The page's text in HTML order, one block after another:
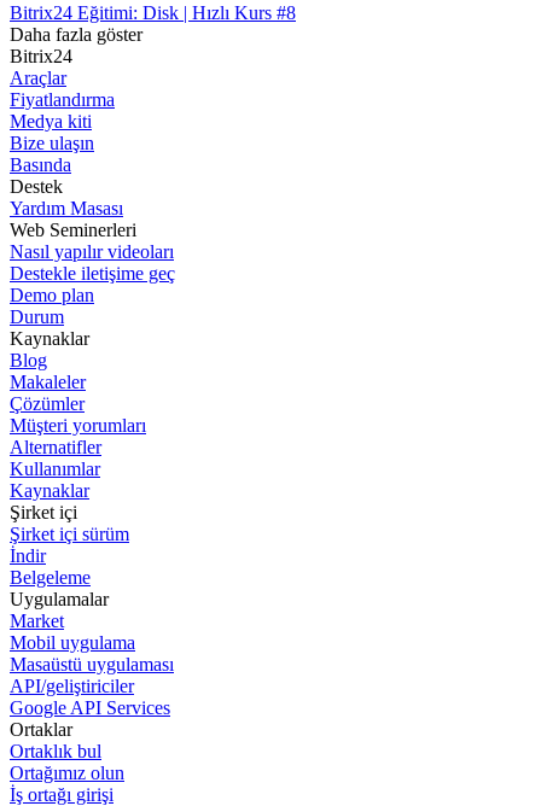
Bitrix24 Eğitimi: Disk | Hızlı Kurs #8
Daha fazla göster
Bitrix24
Araçlar
Fiyatlandırma
Medya kiti
Bize ulaşın
Basında
Destek
Yardım Masası
Web Seminerleri
Nasıl yapılır videoları
Destekle iletişime geç
Demo plan
Durum
Kaynaklar
Blog
Makaleler
Çözümler
Müşteri yorumları
Alternatifler
Kullanımlar
Kaynaklar
Şirket içi
Şirket içi sürüm
İndir
Belgeleme
Uygulamalar
Market
Mobil uygulama
Masaüstü uygulaması
API/geliştiriciler
Google API Services
Ortaklar
Ortaklık bul
Ortağımız olun
İş ortağı girişi